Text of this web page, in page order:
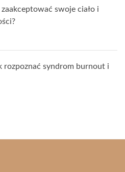
swoje ciało i
rozpoznać syndrom burnout i